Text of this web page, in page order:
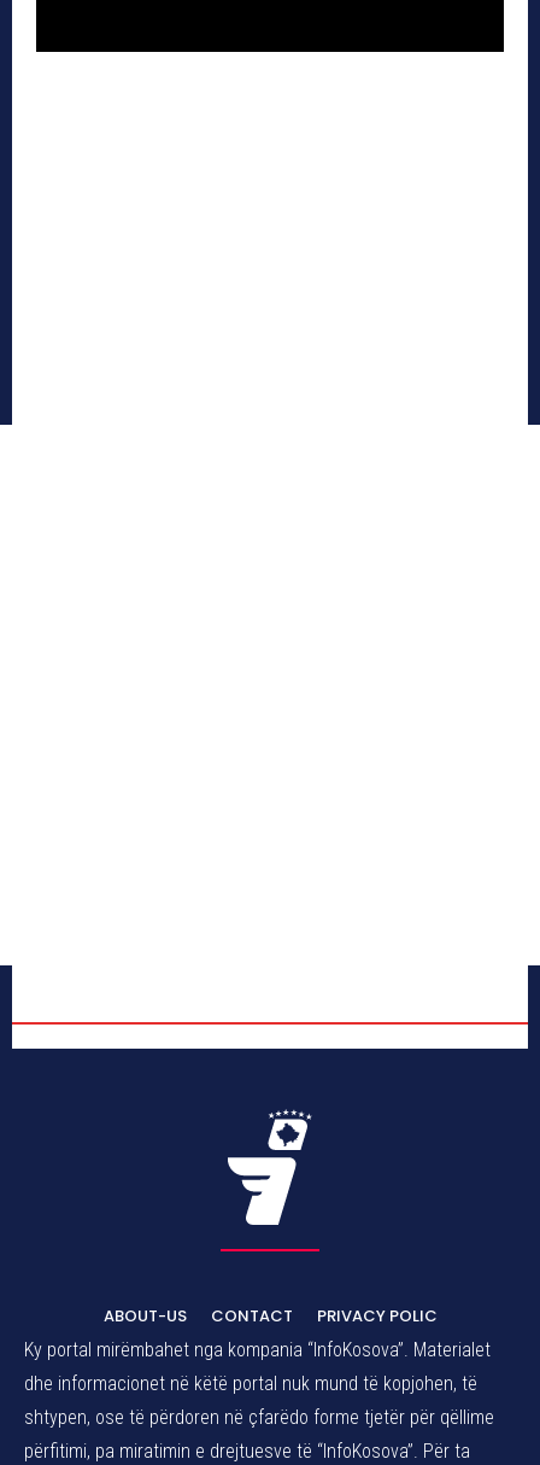
ABOUT-US CONTACT
PRIVACY POLIC
Ky portal mirëmbahet nga kompania “InfoKosova”. Materialet
dhe informacionet në këtë portal nuk mund të kopjohen, të
shtypen, ose të përdoren në çfarëdo forme tjetër për qëllime
përfitimi, pa miratimin e drejtuesve të “InfoKosova”. Për ta